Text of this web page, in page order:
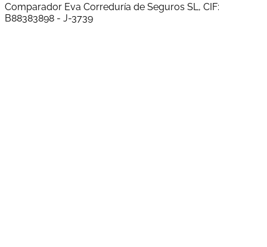
Comparador Eva Correduría de Seguros SL, CIF:
B88383898 - J-3739